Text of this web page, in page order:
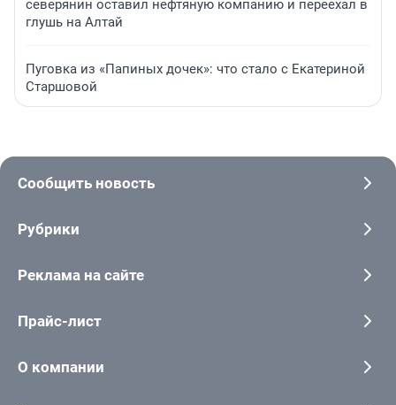
северянин оставил нефтяную компанию и переехал в
глушь на Алтай
Пуговка из «Папиных дочек»: что стало с Екатериной
Старшовой
Сообщить новость
Рубрики
Реклама на сайте
Прайс-лист
О компании